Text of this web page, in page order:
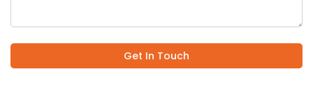
Get In Touch